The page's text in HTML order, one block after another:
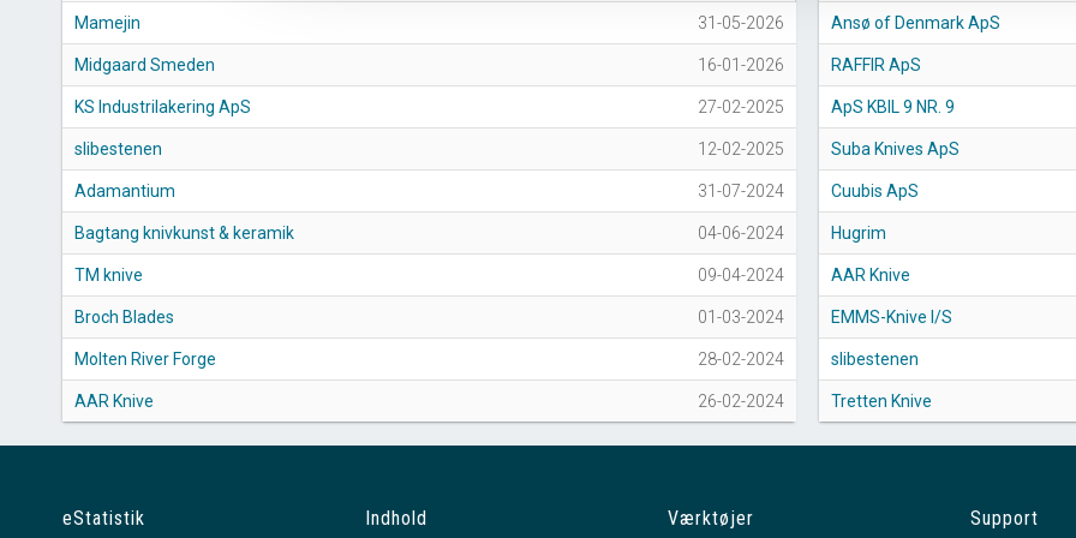
Mamejin 31-05-2026
Midgaard Smeden 16-01-2026
KS Industrilakering ApS 27-02-2025
slibestenen 12-02-2025
Adamantium 31-07-2024
Bagtang knivkunst & keramik 04-06-2024
TM knive 09-04-2024
Broch Blades 01-03-2024
Molten River Forge 28-02-2024
AAR Knive 26-02-2024
Ansø of Denmark ApS
RAFFIR ApS
ApS KBIL 9 NR. 9
Suba Knives ApS
Cuubis ApS
Hugrim
AAR Knive
EMMS-Knive I/S
slibestenen
Tretten Knive
eStatistik Indhold Værktøjer Support